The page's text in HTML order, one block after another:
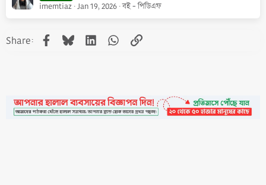
imemtiaz Jan 19, 2026 বই - পিডিএফ
Share: Facebook
BlueskyLinkedInWhatsApp
Link